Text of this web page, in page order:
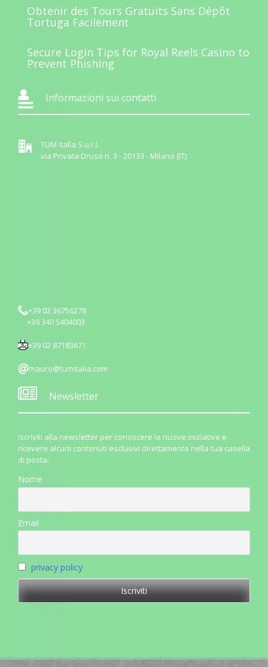
Obtenir des Tours Gratuits Sans Dépôt
Tortuga Facilement
Secure Login Tips for Royal Reels Casino to
Prevent Phishing
Informazioni sui contatti
TUM Italia S.u.r.l.
via Privata Druso n. 3 - 20133 - Milano (IT)
+39 02 36756278
+39 340 5404003
+39 02 87183671
mauro@tumitalia.com
Newsletter
Iscriviti alla newsletter per conoscere le nuove iniziative e
ricevere alcuni contenuti esclusivi direttamente nella tua casella
di posta.
Nome
Email
privacy policy